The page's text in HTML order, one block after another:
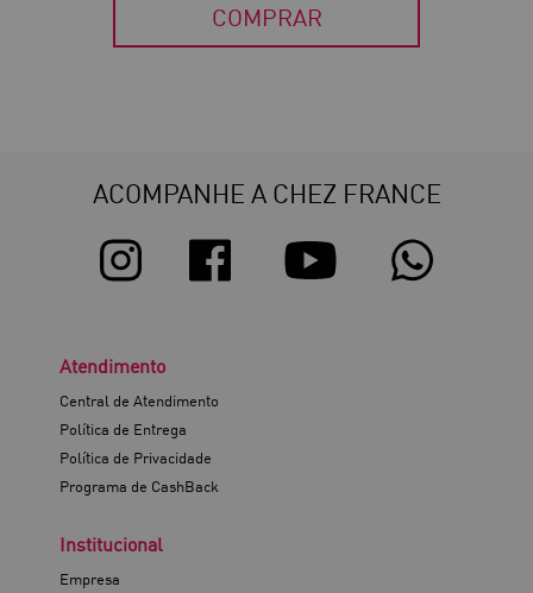
COMPRAR
ACOMPANHE A CHEZ FRANCE
Atendimento
Central de Atendimento
Política de Entrega
Política de Privacidade
Programa de CashBack
Institucional
Empresa